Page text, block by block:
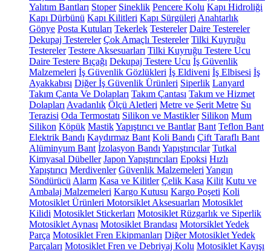
Yalıtım Bantları Stoper Sineklik Pencere Kolu Kapı Hidroliği
Kapı Dürbünü Kapı Kilitleri Kapı Sürgüleri Anahtarlık
Gönye Posta Kutuları Tekerlek Testereler Daire Testereler
Dekupaj Testereler Çok Amaçlı Testereler Tilki Kuyruğu
Testereler Testere Aksesuarları Tilki Kuyruğu Testere Ucu
Daire Testere Bıçağı Dekupaj Testere Ucu İş Güvenlik
Malzemeleri İş Güvenlik Gözlükleri İş Eldiveni İş Elbisesi İş
Ayakkabısı Diğer İş Güvenlik Ürünleri Siperlik Lanyard
Takım Çanta Ve Dolapları Takım Çantası Takım ve Hizmet
Dolapları Avadanlık Ölçü Aletleri Metre ve Şerit Metre Su
Terazisi Oda Termostatı Silikon ve Mastikler Silikon Mum
Silikon Köpük MastikYapıştırıcı ve Bantlar Bant Teflon Bant
Elektrik Bandı Kaydırmaz Bant Koli Bandı Çift Taraflı Bant
Alüminyum Bant İzolasyon Bandı Yapıştırıcılar Tutkal
Kimyasal Dübeller Japon Yapıştırıcıları Epoksi Hızlı
Yapıştırıcı Merdivenler Güvenlik Malzemeleri Yangın
Söndürücü Alarm Kasa ve Kilitler Çelik Kasa Kilit Kutu ve
Ambalaj Malzemeleri Kargo Kutusu Kargo Poşeti Koli
Motosiklet Ürünleri Motorsiklet Aksesuarları Motosiklet
Kilidi Motosiklet Stickerları Motosiklet Rüzgarlık ve Siperlik
Motosiklet Aynası Motosiklet Brandası Motorsiklet Yedek
Parça Motosiklet Fren Ekipmanları Diğer Motosiklet Yedek
Parçaları Motosiklet Fren ve Debriyaj Kolu Motosiklet Kayışı